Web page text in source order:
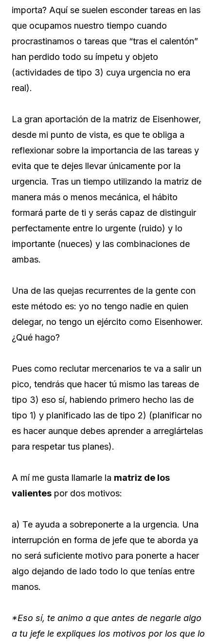
importa? Aquí se suelen esconder tareas en las
que ocupamos nuestro tiempo cuando
procrastinamos o tareas que “tras el calentón”
han perdido todo su ímpetu y objeto
(actividades de tipo 3) cuya urgencia no era
real).
La gran aportación de la matriz de Eisenhower,
desde mi punto de vista, es que te obliga a
reflexionar sobre la importancia de las tareas y
evita que te dejes llevar únicamente por la
urgencia. Tras un tiempo utilizando la matriz de
manera más o menos mecánica, el hábito
formará parte de ti y serás capaz de distinguir
perfectamente entre lo urgente (ruido) y lo
importante (nueces) y las combinaciones de
ambas.
Una de las quejas recurrentes de la gente con
este método es: yo no tengo nadie en quien
delegar, no tengo un ejército como Eisenhower.
¿Qué hago?
Pues como reclutar mercenarios te va a salir un
pico, tendrás que hacer tú mismo las tareas de
tipo 3) eso sí, habiendo primero hecho las de
tipo 1) y planificado las de tipo 2) (planificar no
es hacer aunque debes aprender a arreglártelas
para respetar tus planes).
A mí me gusta llamarle la matriz de los
valientes por dos motivos:
a) Te ayuda a sobreponerte a la urgencia. Una
interrupción en forma de jefe que te aborda ya
no será suficiente motivo para ponerte a hacer
algo dejando de lado todo lo que tenías entre
manos.
*Eso sí, te animo a que antes de negarle algo
a tu jefe le expliques los motivos por los que lo